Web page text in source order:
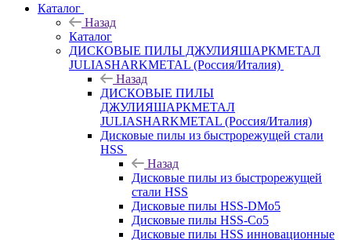
Каталог
Назад
Каталог
ДИСКОВЫЕ ПИЛЫ ДЖУЛИЯШАРКМЕТАЛ
JULIASHARKMETAL (Россия/Италия)
Назад
ДИСКОВЫЕ ПИЛЫ
ДЖУЛИЯШАРКМЕТАЛ
JULIASHARKMETAL (Россия/Италия)
Дисковые пилы из быстрорежущей стали
HSS
Назад
Дисковые пилы из быстрорежущей
стали HSS
Дисковые пилы HSS-DMo5
Дисковые пилы HSS-Co5
Дисковые пилы HSS инновационные